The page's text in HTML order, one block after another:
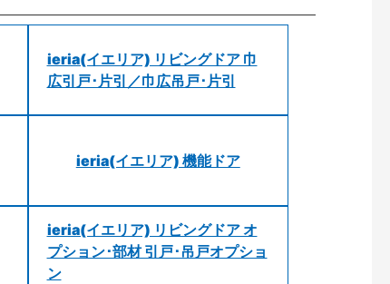
ieria(イエリア) リビングドア 巾
広引戸･片引／巾広吊戸･片引
ieria(イエリア) 機能ドア
ieria(イエリア) リビングドア オ
プション･部材 引戸･吊戸オプショ
ン